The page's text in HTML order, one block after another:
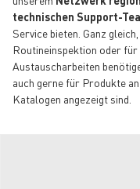
technischen Support-
Service bieten. Ganz
Routineinspektion oder
Austauscharbeiten
auch gerne für Produkte
Katalogen angezeigt sind.